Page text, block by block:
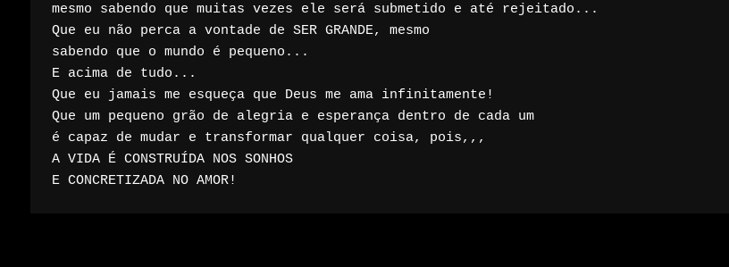
mesmo sabendo que muitas vezes ele será submetido e até rejeitado...
Que eu não perca a vontade de SER GRANDE, mesmo
sabendo que o mundo é pequeno...
E acima de tudo...
Que eu jamais me esqueça que Deus me ama infinitamente!
Que um pequeno grão de alegria e esperança dentro de cada um
é capaz de mudar e transformar qualquer coisa, pois,,,
A VIDA É CONSTRUÍDA NOS SONHOS
E CONCRETIZADA NO AMOR!